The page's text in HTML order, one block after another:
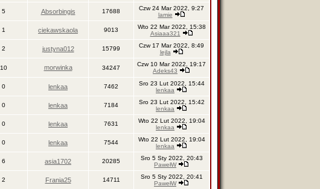
5 Absorbingis 17688
Czw 24 Mar 2022, 9:27
lamie
1 ciekawskaola 9013
Wto 22 Mar 2022, 15:38
Asiaaa321
2 justyna012 15799
Czw 17 Mar 2022, 8:49
lejla
10 morwinka 34247
Czw 10 Mar 2022, 19:17
Adeks43
0 lenkaa 7462
Sro 23 Lut 2022, 15:44
lenkaa
0 lenkaa 7184
Sro 23 Lut 2022, 15:42
lenkaa
0 lenkaa 7631
Wto 22 Lut 2022, 19:04
lenkaa
0 lenkaa 7544
Wto 22 Lut 2022, 19:04
lenkaa
6 asia1702 20285
Sro 5 Sty 2022, 20:43
PawełW
2 Frania25 14711
Sro 5 Sty 2022, 20:41
PawełW